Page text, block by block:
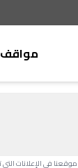
مواقف